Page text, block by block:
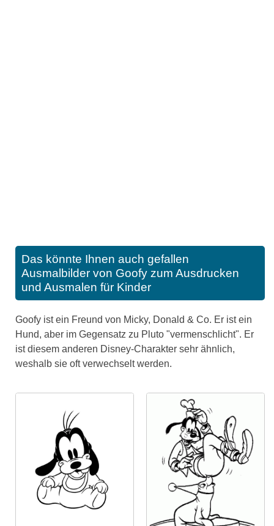
Das könnte Ihnen auch gefallen
Ausmalbilder von Goofy zum Ausdrucken
und Ausmalen für Kinder
Goofy ist ein Freund von Micky, Donald & Co. Er ist ein
Hund, aber im Gegensatz zu Pluto "vermenschlicht". Er
ist diesem anderen Disney-Charakter sehr ähnlich,
weshalb sie oft verwechselt werden.